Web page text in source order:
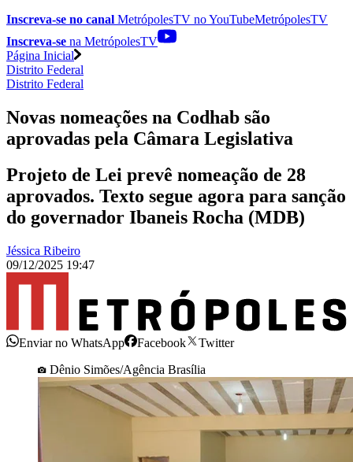
Inscreva-se no canal MetrópolesTV noYouTubeMetrópolesTV
Inscreva-se na MetrópolesTV
Página Inicial
Distrito Federal
Distrito Federal
Novas nomeações na Codhab são
aprovadas pela Câmara Legislativa
Projeto de Lei prevê nomeação de 28
aprovados. Texto segue agora para sanção
do governador Ibaneis Rocha (MDB)
Jéssica Ribeiro
09/12/2025 19:47
Enviar no WhatsApp Facebook
Twitter
Dênio Simões/Agência Brasília